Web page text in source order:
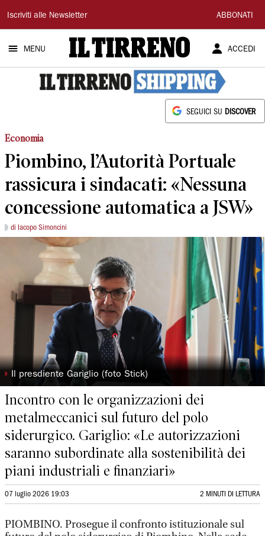
Il
Tirreno
Iscriviti alle Newsletter ABBONATI
MENU ACCEDI
SEGUICI SU DISCOVER
Economia
Piombino, l’Autorità Portuale
rassicura i sindacati: «Nessuna
concessione automatica a JSW»
di Iacopo Simoncini
◗ Il presdiente Gariglio (foto Stick)
Incontro con le organizzazioni dei
metalmeccanici sul futuro del polo
siderurgico. Gariglio: «Le autorizzazioni
saranno subordinate alla sostenibilità dei
piani industriali e finanziari»
07 luglio 2026 19:03 2 MINUTI DI LETTURA
PIOMBINO. Prosegue il confronto istituzionale sul